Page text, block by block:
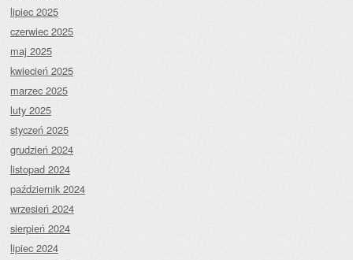
lipiec 2025
czerwiec 2025
maj 2025
kwiecień 2025
marzec 2025
luty 2025
styczeń 2025
grudzień 2024
listopad 2024
październik 2024
wrzesień 2024
sierpień 2024
lipiec 2024